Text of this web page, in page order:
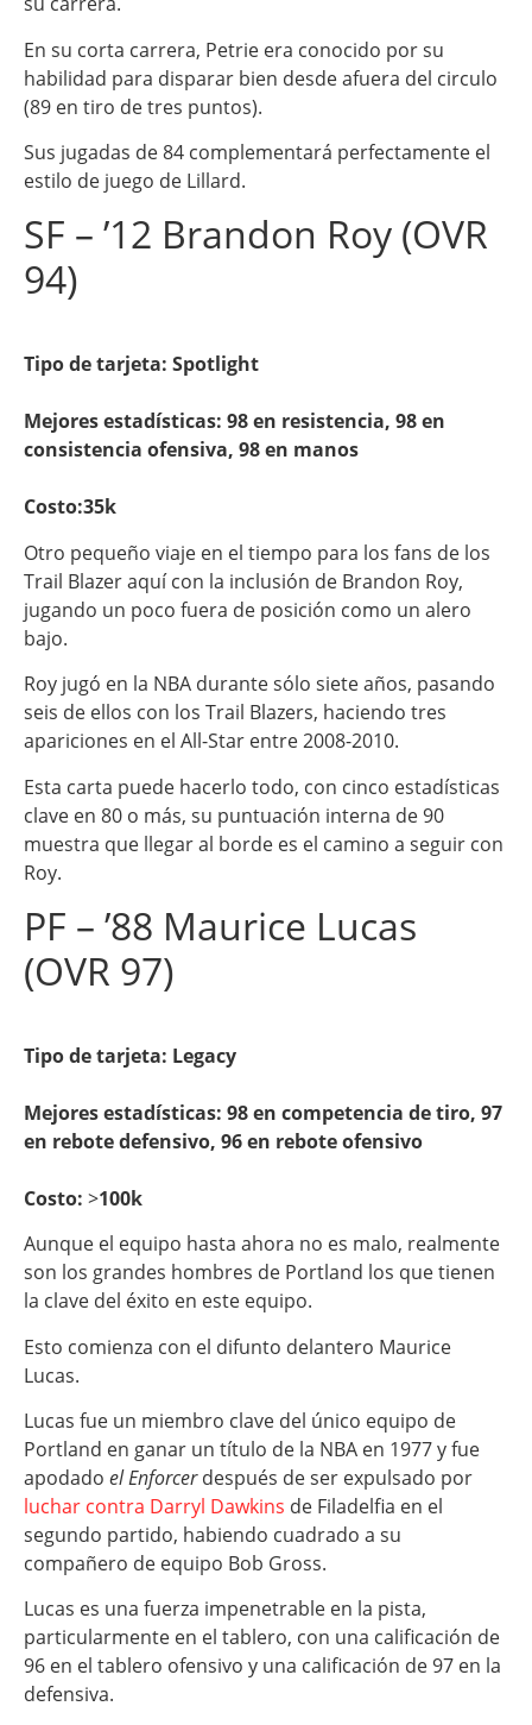
En su corta carrera, Petrie era conocido por su
habilidad para disparar bien desde afuera del circulo
(89 en tiro de tres puntos).
Sus jugadas de 84 complementará perfectamente el
estilo de juego de Lillard.
SF – ’12 Brandon Roy (OVR
94)
Tipo de tarjeta: Spotlight
Mejores estadísticas: 98 en resistencia, 98 en
consistencia ofensiva, 98 en manos
Costo:35k
Otro pequeño viaje en el tiempo para los fans de los
Trail Blazer aquí con la inclusión de Brandon Roy,
jugando un poco fuera de posición como un alero
bajo.
Roy jugó en la NBA durante sólo siete años, pasando
seis de ellos con los Trail Blazers, haciendo tres
apariciones en el All-Star entre 2008-2010.
Esta carta puede hacerlo todo, con cinco estadísticas
clave en 80 o más, su puntuación interna de 90
muestra que llegar al borde es el camino a seguir con
Roy.
PF – ’88 Maurice Lucas
(OVR 97)
Tipo de tarjeta: Legacy
Mejores estadísticas: 98 en competencia de tiro, 97
en rebote defensivo, 96 en rebote ofensivo
Costo: >100k
Aunque el equipo hasta ahora no es malo, realmente
son los grandes hombres de Portland los que tienen
la clave del éxito en este equipo.
Esto comienza con el difunto delantero Maurice
Lucas.
Lucas fue un miembro clave del único equipo de
Portland en ganar un título de la NBA en 1977 y fue
apodado el Enforcerdespués de ser expulsado por
luchar contra Darryl Dawkins de Filadelfia en el
segundo partido, habiendo cuadrado a su
compañero de equipo Bob Gross.
Lucas es una fuerza impenetrable en la pista,
particularmente en el tablero, con una calificación de
96 en el tablero ofensivo y una calificación de 97 en la
defensiva.